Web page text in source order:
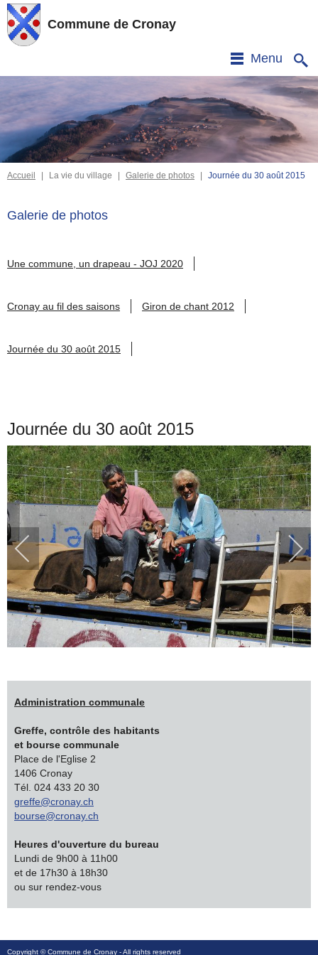
Commune de Cronay
Menu
Accueil | La vie du village | Galerie de photos | Journée du 30 août 2015
Galerie de photos
Une commune, un drapeau - JOJ 2020
Cronay au fil des saisons Giron de chant 2012
Journée du 30 août 2015
Journée du 30 août 2015
Administration communale
Greffe, contrôle des habitants
et bourse communale
Place de l'Eglise 2
1406 Cronay
Tél. 024 433 20 30
greffe@cronay.ch
bourse@cronay.ch
Heures d'ouverture du bureau
Lundi de 9h00 à 11h00
et de 17h30 à 18h30
ou sur rendez-vous
Copyright ©Commune de Cronay - All rights reserved